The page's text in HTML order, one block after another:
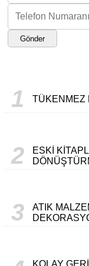
Gönder
1 TÜKENMEZ
2
ESKI
3
ATIK
KOLAY